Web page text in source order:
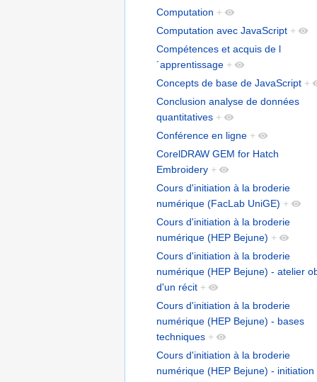
Computation +
Computation avec JavaScript +
Compétences et acquis de l
´apprentissage +
Concepts de base de JavaScript +
Conclusion analyse de données
quantitatives +
Conférence en ligne +
CorelDRAW GEM for Hatch
Embroidery +
Cours d'initiation à la broderie
numérique (FacLab UniGE) +
Cours d'initiation à la broderie
numérique (HEP Bejune) +
Cours d'initiation à la broderie
numérique (HEP Bejune) - atelier
d'un récit +
Cours d'initiation à la broderie
numérique (HEP Bejune) - bases
techniques +
Cours d'initiation à la broderie
numérique (HEP Bejune) - initiation